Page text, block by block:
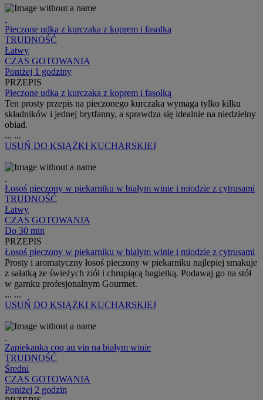
Pieczone udka z kurczaka z koprem i fasolką
TRUDNOŚĆ
Łatwy
CZAS GOTOWANIA
Poniżej 1 godziny
PRZEPIS
Pieczone udka z kurczaka z koprem i fasolką
Ten prosty przepis na pieczonego kurczaka wymaga tylko kilku
składników i jednej brytfanny, a sprawdza się idealnie na niedzielny
obiad.
... ...
USUŃ DO KSIĄŻKI KUCHARSKIEJ
Łosoś pieczony w piekarniku w białym winie i miodzie z cytrusami
TRUDNOŚĆ
Łatwy
CZAS GOTOWANIA
Do 30 min
PRZEPIS
Łosoś pieczony w piekarniku w białym winie i miodzie z cytrusami
Prosty i aromatyczny łosoś pieczony w piekarniku najlepiej smakuje
z sałatką ze świeżych ziół i chrupiącą bagietką. Podawaj go na stół
w garnku profesjonalnym Gourmet.
... ...
USUŃ DO KSIĄŻKI KUCHARSKIEJ
Zapiekanka coq au vin na białym winie
TRUDNOŚĆ
Średni
CZAS GOTOWANIA
Poniżej 2 godzin